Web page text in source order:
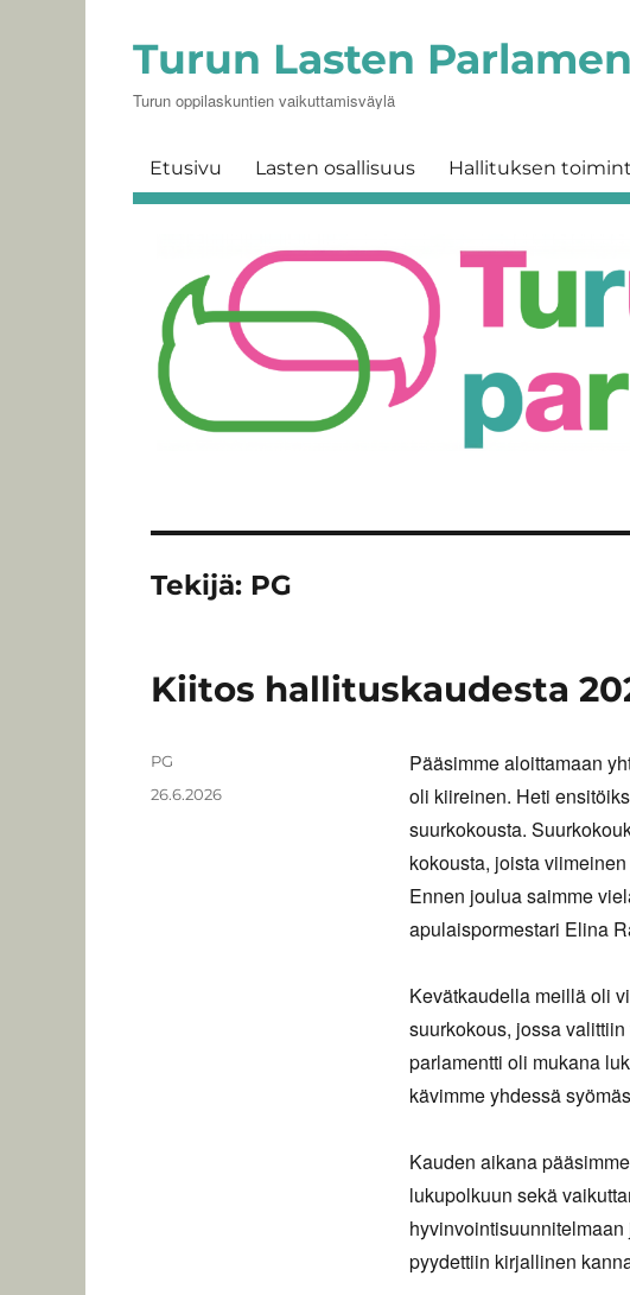
Turun Lasten
Turun oppilaskuntien vaikuttamisväylä
Etusivu Lasten osallisuus Hallituksen
Tekijä: PG
Kiitos hallituskaudesta
Pääsimme aloittamaan
oli kiireinen. Heti
suurkokousta.
kokousta, joista
Ennen joulua saimme
apulaispormestari Elina
Kevätkaudella meillä oli
suurkokous, jossa
parlamentti oli mukana
kävimme yhdessä
Kauden aikana
lukupolkuun sekä
pyydettiin kirjallinen
Kirjoittaja
PG
Julkaistu
26.6.2026